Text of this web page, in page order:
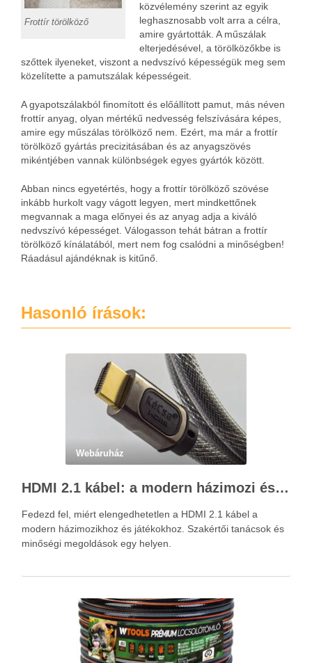
Frottír törölköző
közvélemény szerint az egyik
leghasznosabb volt arra a célra,
amire gyártották. A műszálak
elterjedésével, a törölközőkbe is
szőttek ilyeneket, viszont a nedvszívó képességük meg sem
közelítette a pamutszálak képességeit.
A gyapotszálakból finomított és előállított pamut, más néven
frottír anyag, olyan mértékű nedvesség felszívására képes,
amire egy műszálas törölköző nem. Ezért, ma már a frottír
törölköző gyártás precizitásában és az anyagszövés
mikéntjében vannak különbségek egyes gyártók között.
Abban nincs egyetértés, hogy a frottír törölköző szövése
inkább hurkolt vagy vágott legyen, mert mindkettőnek
megvannak a maga előnyei és az anyag adja a kiváló
nedvszívó képességet. Válogasson tehát bátran a frottír
törölköző kínálatából, mert nem fog csalódni a minőségben!
Ráadásul ajándéknak is kitűnő.
Hasonló írások:
Webáruház
HDMI 2.1 kábel: a modern házimozi és játékok alapja – Kácsa Audió megoldások
Fedezd fel, miért elengedhetetlen a HDMI 2.1 kábel a
modern házimozikhoz és játékokhoz. Szakértői tanácsok és
minőségi megoldások egy helyen.